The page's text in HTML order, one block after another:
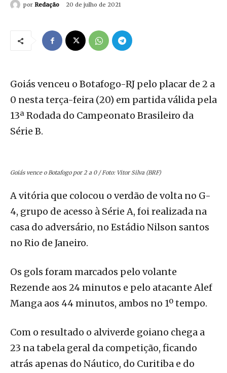
por Redação 20 de julho de 2021
Goiás venceu o Botafogo-RJ pelo placar de 2 a
0 nesta terça-feira (20) em partida válida pela
13ª Rodada do Campeonato Brasileiro da
Série B.
Goiás vence o Botafogo por 2 a 0 / Foto: Vitor Silva (BRF)
A vitória que colocou o verdão de volta no G-
4, grupo de acesso à Série A, foi realizada na
casa do adversário, no Estádio Nilson santos
no Rio de Janeiro.
Os gols foram marcados pelo volante
Rezende aos 24 minutos e pelo atacante Alef
Manga aos 44 minutos, ambos no 1º tempo.
Com o resultado o alviverde goiano chega a
23 na tabela geral da competição, ficando
atrás apenas do Náutico, do Curitiba e do